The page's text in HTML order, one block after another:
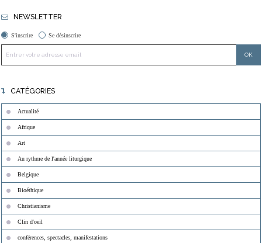
NEWSLETTER
S'inscrire Se désinscrire
CATÉGORIES
Actualité
Afrique
Art
Au rythme de l'année liturgique
Belgique
Bioéthique
Christianisme
Clin d'oeil
conférences, spectacles, manifestations